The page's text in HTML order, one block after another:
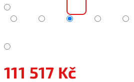
111 517 Kč